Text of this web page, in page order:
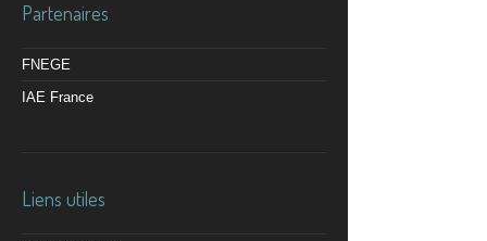
Partenaires
FNEGE
IAE France
Liens utiles